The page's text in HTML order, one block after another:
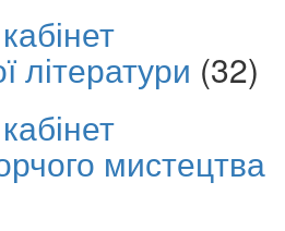
літератури (32)
мистецтва